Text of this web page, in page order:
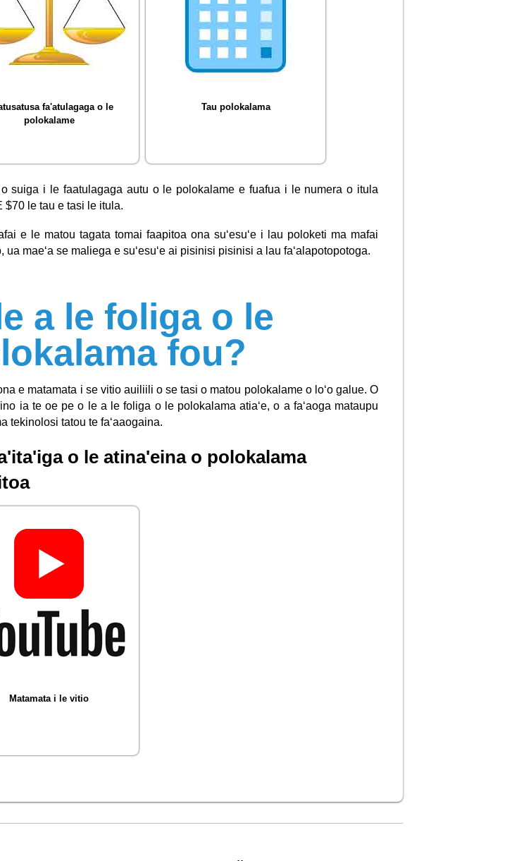
fa'atulagaga o le
polokalame
Tau polokalama
suiga i le faatulagaga autu o le polokalame e fuafua i le numera o itula
$70 le tau e tasi le itula.
e le matou tagata tomai faapitoa ona suʻesuʻe i lau poloketi ma mafai
ua maeʻa se maliega e suʻesuʻe ai pisinisi pisinisi a lau faʻalapotopotoga.
a le foliga o le
fou?
e matamata i se vitio auiliili o se tasi o matou polokalame o loʻo galue. O
ia te oe pe o le a le foliga o le polokalama atiaʻe, o a faʻaoga mataupu
tekinolosi tatou te faʻaaogaina.
o le atina'eina o polokalama
Matamata i le vitio